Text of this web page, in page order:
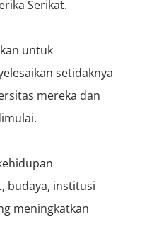
Serikat.
untuk
setidaknya
mereka dan
budaya, institusi
meningkatkan